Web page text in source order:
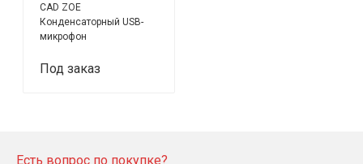
CAD ZOE
Конденсаторный USB-
микрофон
Под заказ
Есть вопрос по покупке?